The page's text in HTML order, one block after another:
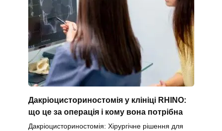
Дакріоцисториностомія у клініці RHINO:
що це за операція і кому вона потрібна
Дакріоцисториностомія: Хірургічне рішення для